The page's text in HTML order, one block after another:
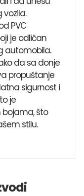
PVC
je odličan
automobila.
da sa donje
propuštanje
sigurnost i
je
bojama, što
stilu.